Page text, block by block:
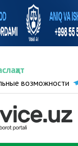
возможности